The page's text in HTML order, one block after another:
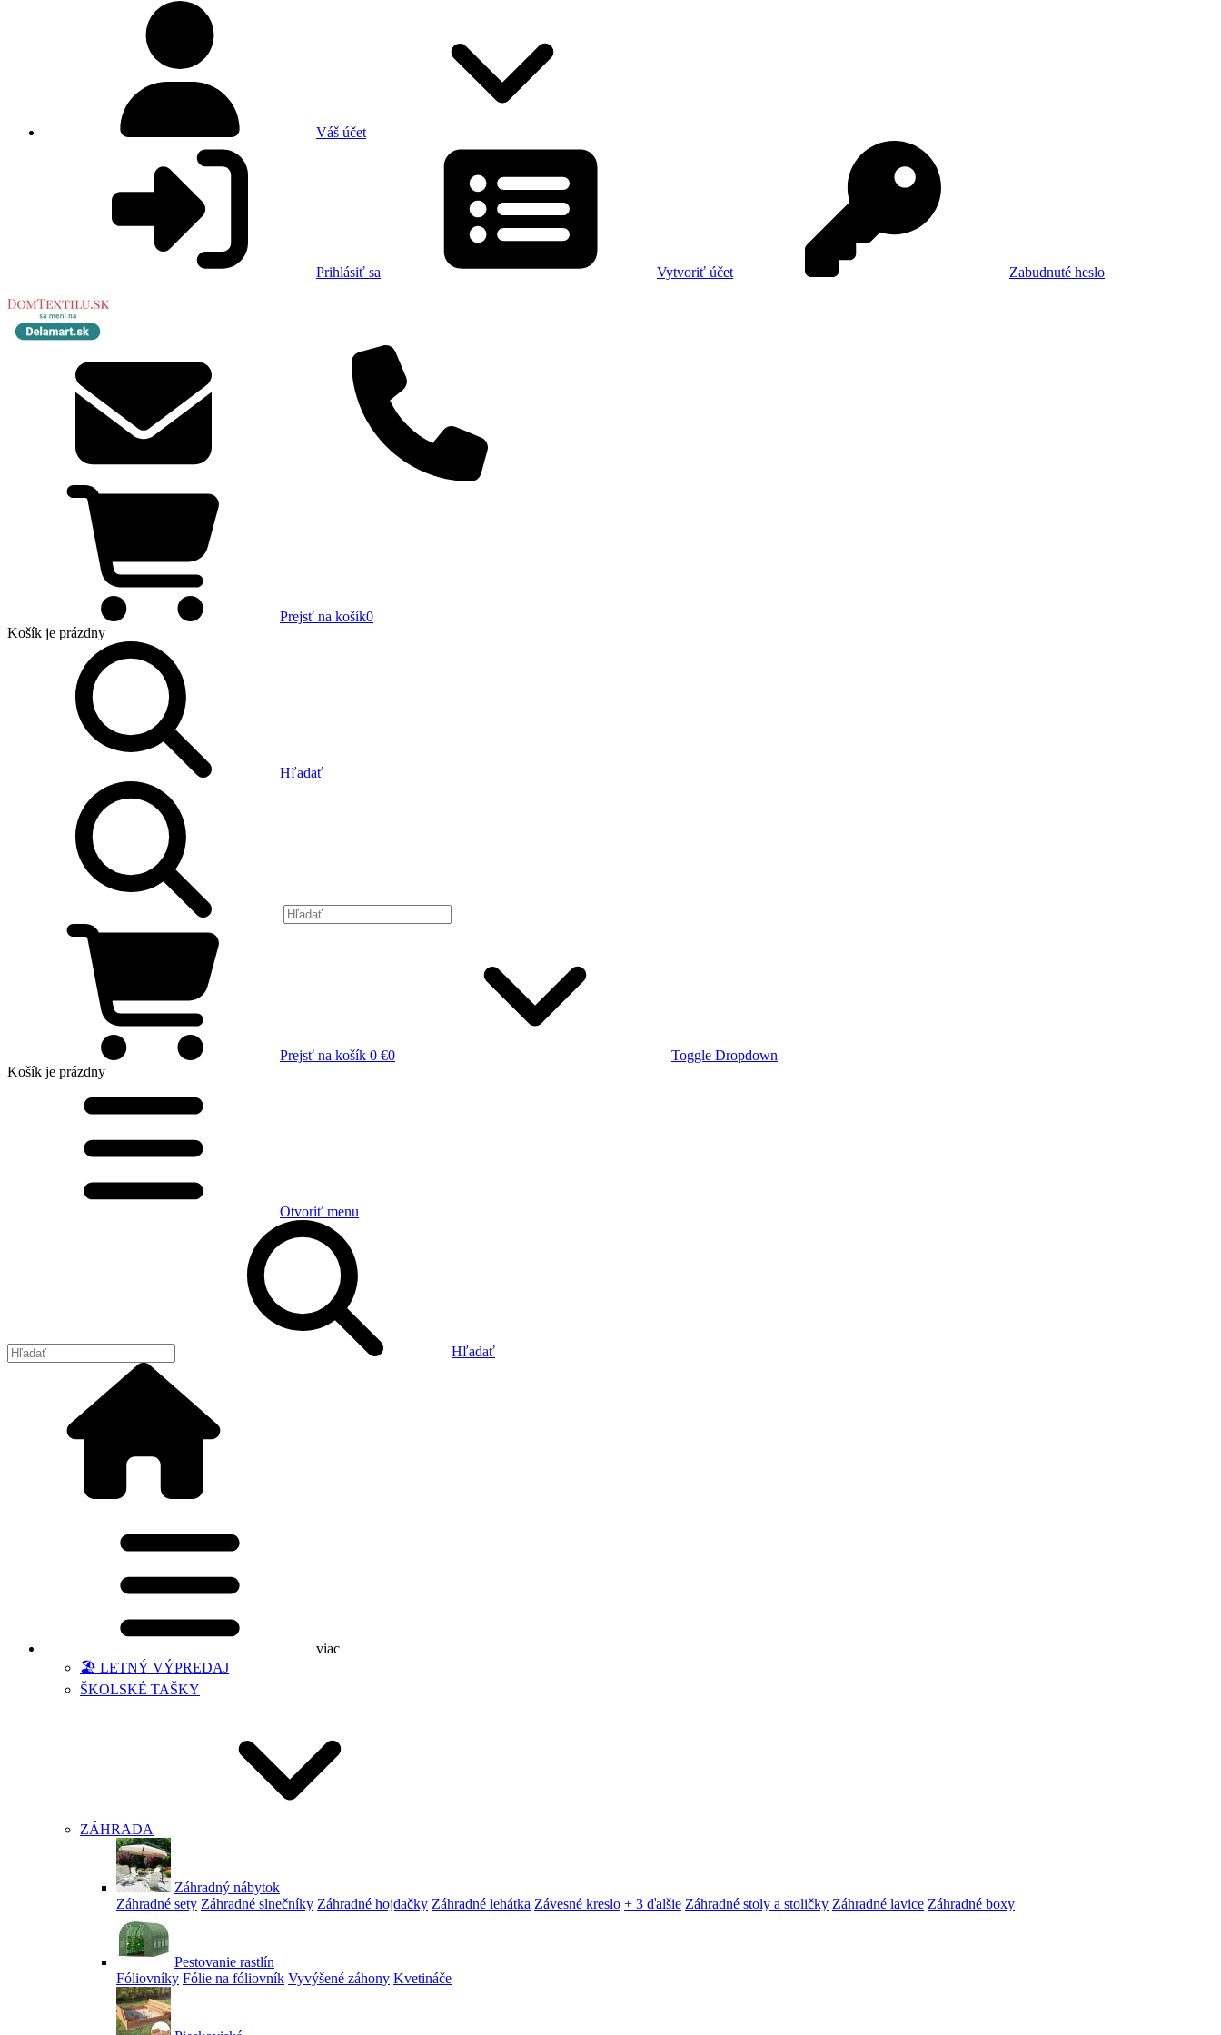
Váš účet
Prihlásiť sa Vytvoriť účet Zabudnuté heslo
Prejsť na košík0
Košík je prázdny
Hľadať
Prejsť na košík 0 €0
Toggle Dropdown
Košík je prázdny
Otvoriť menu
Hľadať
viac
🏖️ LETNÝ VÝPREDAJ
ŠKOLSKÉ TAŠKY
ZÁHRADA
Záhradný nábytok
Záhradné sety Záhradné slnečníky Záhradné hojdačky Záhradné lehátka Závesné kreslo + 3 ďalšie Záhradné stoly a stoličky Záhradné lavice Záhradné boxy
Pestovanie rastlín
Fóliovníky Fólie na fóliovník Vyvýšené záhony Kvetináče